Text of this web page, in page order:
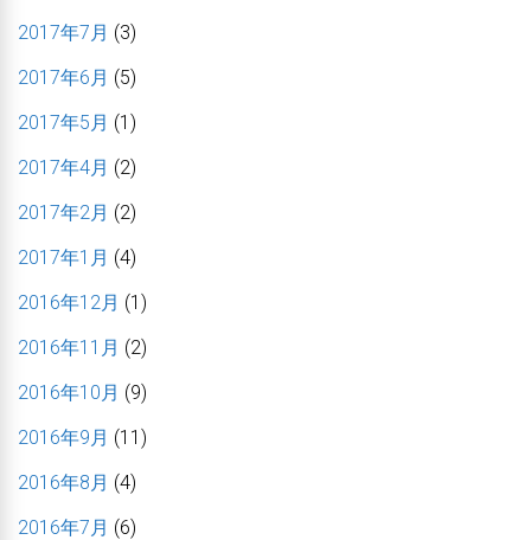
2017年7月 (3)
2017年6月 (5)
2017年5月 (1)
2017年4月 (2)
2017年2月 (2)
2017年1月 (4)
2016年12月 (1)
2016年11月 (2)
2016年10月 (9)
2016年9月 (11)
2016年8月 (4)
2016年7月 (6)